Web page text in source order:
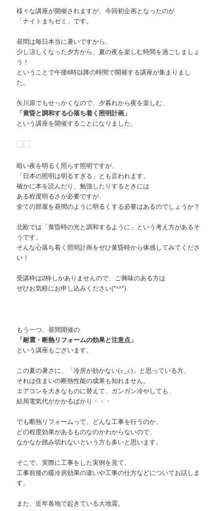
様々な講座が開催されますが、今回初企画となったのが
「ナイトまちゼミ」です。
昼間は毎日本当に暑いですから、
少し涼しくなった夕方から、夏の夜を楽しむ時間を過ごしましょ
う！
ということで午後6時以降の時間で開催する講座が集まりまし
た。
矢川原でもせっかくなので、夕暮れから夜を楽しむ、
「黄昏と調和する心落ち着く照明計画」
という講座を開催することになりました。
暗い夜を明るく照らす照明ですが、
「日本の照明は明るすぎる」とも言われます。
確かに本を読んだり、勉強したりするときには
ある程度明るさが必要ですが、
全ての部屋を昼間のように明るくする必要はあるのでしょうか？
北欧では「黄昏時の光と調和するように」という考え方があるそ
うです。
そんな心落ち着く照明計画をぜひ黄昏時から体感してみてくださ
い！
受講枠は2枠しかありませんので、ご興味のある方は
ぜひお気軽にお申し込みください(*^^*)
もう一つ、昼間開催の
「耐震・断熱リフォームの効果と注意点」
という講座もございます。
この夏の暑さに、「冷房が効かない(>_<)」と思っている方、
それは住まいの断熱性能の成果も知れません。
エアコンを大きなものに替えて、ガンガン冷やしても、
結局電気代がかかるばかり・・・
でも断熱リフォームって、どんな工事を行うのか、
どの程度効果があるものなのかわからないので、
なかなか踏み切れないという方も多いと思います。
そこで、実際に工事をした実例を見て、
工事前後の暖冷房効果の違いや工事の仕方などについてお話しま
す。
また、近年各地で起きている大地震。